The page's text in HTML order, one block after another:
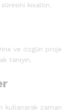
kısaltın.
ve özgün proje
tanıyın.
kullanarak zaman